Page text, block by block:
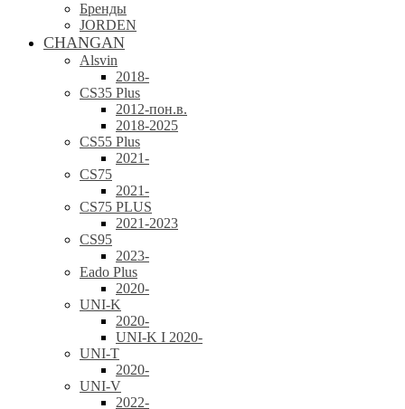
Бренды
JORDEN
CHANGAN
Alsvin
2018-
CS35 Plus
2012-пон.в.
2018-2025
CS55 Plus
2021-
CS75
2021-
CS75 PLUS
2021-2023
CS95
2023-
Eado Plus
2020-
UNI-K
2020-
UNI-K I 2020-
UNI-T
2020-
UNI-V
2022-